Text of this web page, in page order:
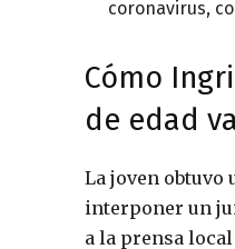
coronavirus,
Cómo
de edad
La joven obtuvo
interponer un
a la prensa